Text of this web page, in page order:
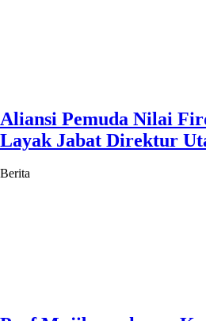
Aliansi Pemuda Nilai
Layak Jabat Direktur
Berita